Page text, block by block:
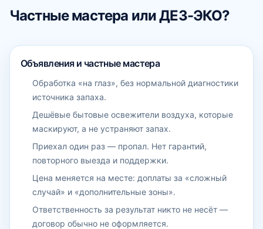
Частные мастера или ДЕЗ-ЭКО?
Объявления и частные мастера
Обработка «на глаз», без нормальной диагностики
источника запаха.
Дешёвые бытовые освежители воздуха, которые
маскируют, а не устраняют запах.
Приехал один раз — пропал. Нет гарантий,
повторного выезда и поддержки.
Цена меняется на месте: доплаты за «сложный
случай» и «дополнительные зоны».
Ответственность за результат никто не несёт —
договор обычно не оформляется.